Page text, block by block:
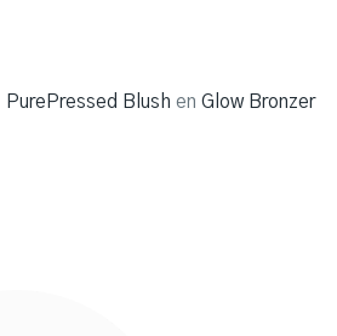
PurePressed Blush en Glow Bronzer